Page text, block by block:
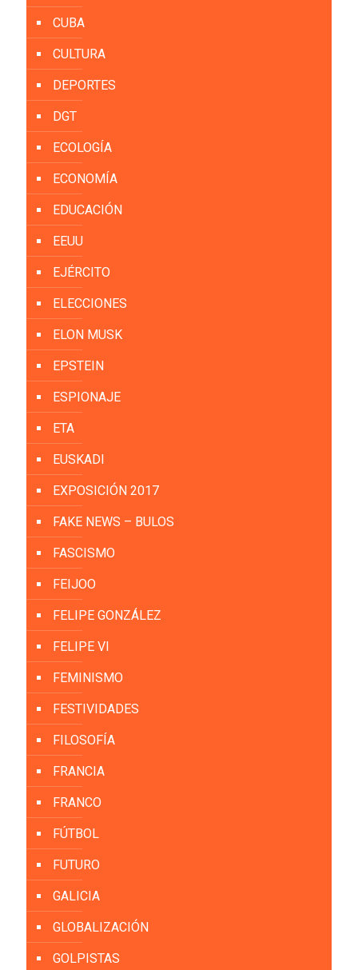
CUBA
CULTURA
DEPORTES
DGT
ECOLOGÍA
ECONOMÍA
EDUCACIÓN
EEUU
EJÉRCITO
ELECCIONES
ELON MUSK
EPSTEIN
ESPIONAJE
ETA
EUSKADI
EXPOSICIÓN 2017
FAKE NEWS – BULOS
FASCISMO
FEIJOO
FELIPE GONZÁLEZ
FELIPE VI
FEMINISMO
FESTIVIDADES
FILOSOFÍA
FRANCIA
FRANCO
FÚTBOL
FUTURO
GALICIA
GLOBALIZACIÓN
GOLPISTAS